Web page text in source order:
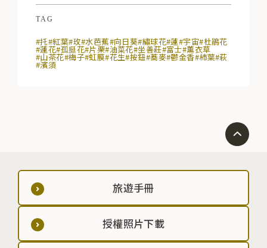
TAG
#托#紅葉#玫#水芭蕉#向日葵#繡球花#蓮#宇宙#杜鵑花
#蓮花#孤挺花#片栗#油菜花#坐善莊#富士#薰衣草
#山茶花#梅子#虹膜#花生#按鈕#蕎麥#鬱金香#柿葉#萩
#濱須
旅遊手冊
授權照片下載